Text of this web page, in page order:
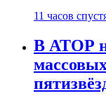
11 часов
В АТОР